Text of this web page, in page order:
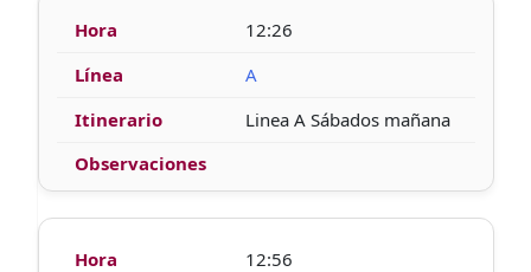
12:26
A
Linea A Sábados mañana
12:56